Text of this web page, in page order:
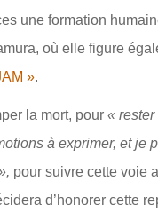
une formation
où elle figure
».
la mort, pour « rester
à exprimer, et je
pour suivre cette voie
d’honorer cette